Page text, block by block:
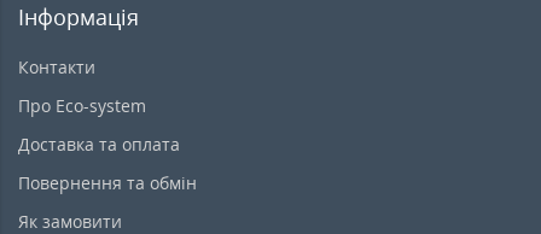
Інформація
Контакти
Про Eco-system
Доставка та оплата
Повернення та обмін
Як замовити